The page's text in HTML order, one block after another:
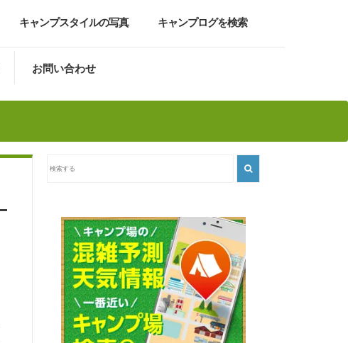
キャンプスタイルの写真 キャンプログを検索
お問い合わせ